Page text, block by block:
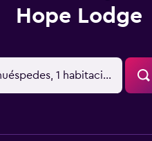
Hope Lodge
1 habitación